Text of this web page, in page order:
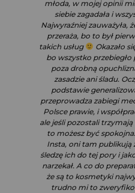
młoda, w mojej opinii
siebie zagadała i
Najwyraźniej zauważyła,
przeraża, bo to był
takich usług
Okazało
bo wszystko przebiegło
poza drobną
zasadzie ani śladu.
podstawie
przeprowadza zabiegi
Polsce prawie, i
ale jeśli pozostali
to możesz być
Insta, oni tam publikują
śledzę ich do tej pory i
narzekał. A co do
że są to kosmetyki
trudno mi to